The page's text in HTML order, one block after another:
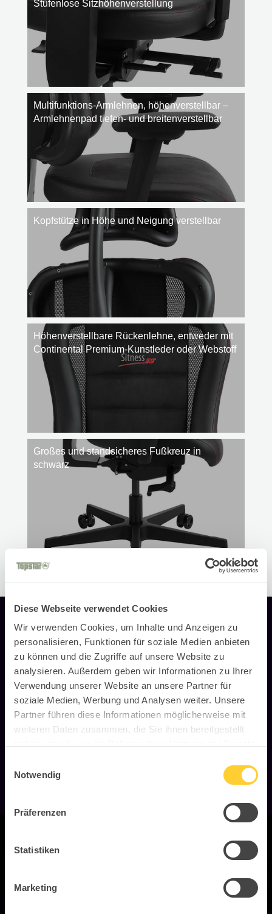
Diese Webseite verwendet Cookies
Wir verwenden Cookies, um Inhalte und Anzeigen zu
personalisieren, Funktionen für soziale Medien anbieten
zu können und die Zugriffe auf unsere Website zu
analysieren. Außerdem geben wir Informationen zu Ihrer
Verwendung unserer Website an unsere Partner für
soziale Medien, Werbung und Analysen weiter. Unsere
Partner führen diese Informationen möglicherweise mit
weiteren Daten zusammen, die Sie ihnen bereitgestellt
Notwendig
Präferenzen
Statistiken
Marketing
Stufenlose Sitzhöhenverstellung
Multifunktions-Armlehnen, höhenverstellbar –
Armlehnenpad tiefen- und breitenverstellbar
Kopfstütze in Höhe und Neigung verstellbar
Höhenverstellbare Rückenlehne, entweder mit
Continental Premium-Kunstleder oder Webstoff
Großes und standsicheres Fußkreuz in
schwarz
Finde den passenden
Handelspartner in
Deiner Nähe!
Zur Händlersuche